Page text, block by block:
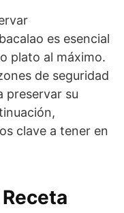
es esencial
plato al máximo.
de seguridad
preservar su
clave a tener en